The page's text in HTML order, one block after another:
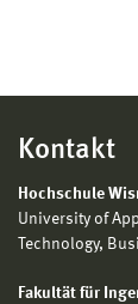
Kontakt
Hochschule
University of
Technology,
Fakultät für